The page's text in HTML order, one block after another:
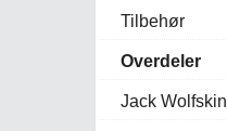
Tilbehør
Overdeler
Jack Wolfskin